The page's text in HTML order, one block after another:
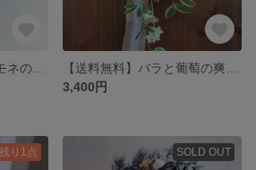
3,400円
残り1点 SOLD OUT